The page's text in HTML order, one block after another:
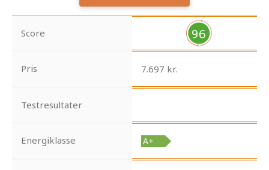
Score 96
Pris 7.697 kr.
Testresultater
Energiklasse